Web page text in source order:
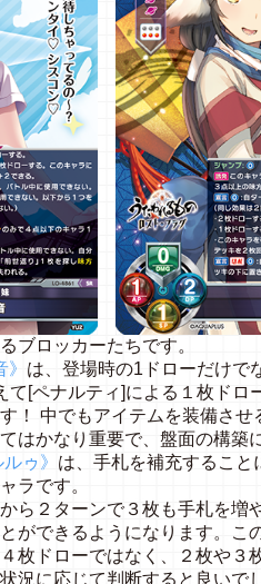
ブロッカーたちです。
は、登場時の1ドローだけで
て[ペナルティ]による１枚ドロ
！ 中でもアイテムを装備さ
はかなり重要で、盤面の構築
ゥ》 は、手札を補充すること
ラです。
ら２ターンで３枚も手札を増
ができるようになります。こ
枚ドローではなく、２枚や３
況に応じて判断すると良いで